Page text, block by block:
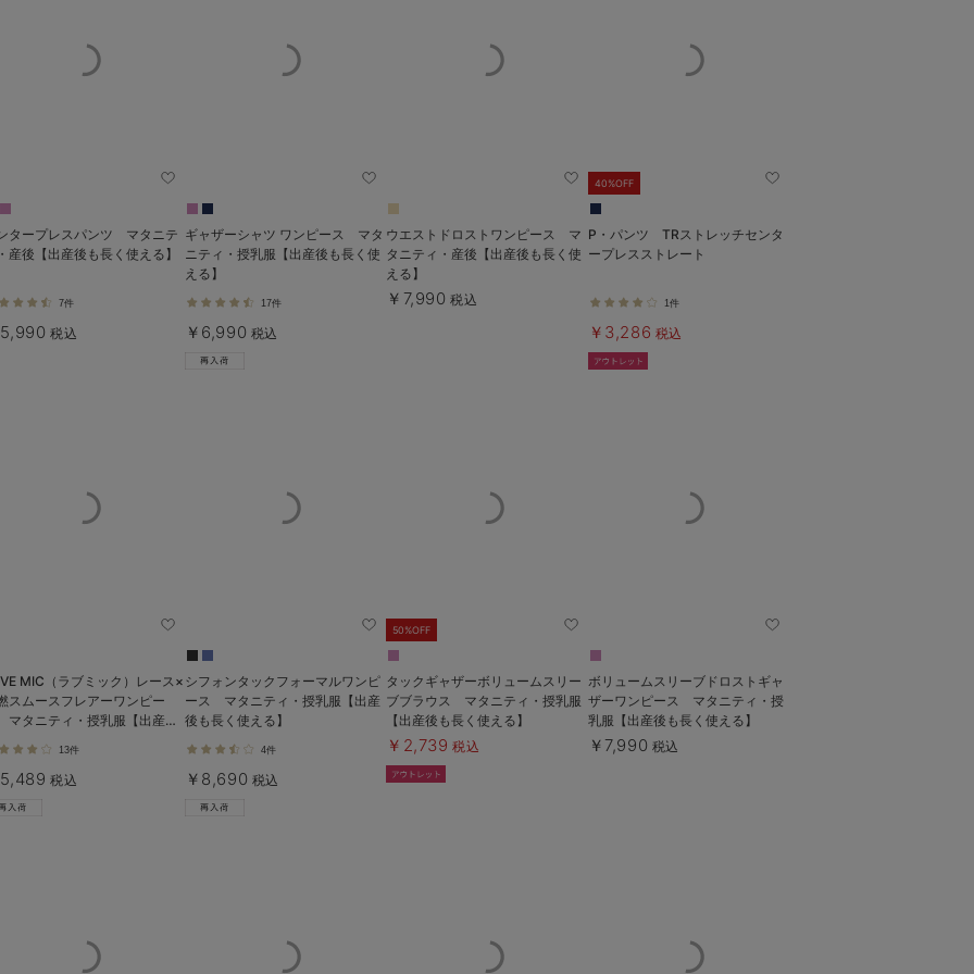
タープレスパンツ マタニテ
産後【出産後も長く使える】
7件
税込
ギャザーシャツ ワンピース マタ
ニティ・授乳服【出産後も長く使
える】
17件
￥6,990 税込
ウエストドロストワンピース マ
タニティ・産後【出産後も長く使
える】
￥7,990 税込
40%OFF
P・パンツ TRストレッチセンタ
ープレスストレート
1件
￥3,286 税込
MIC（ラブミック）レース×
スムースフレアーワンピー
タニティ・授乳服【出産後
13件
税込
シフォンタックフォーマルワンピ
ース マタニティ・授乳服【出産
後も長く使える】
4件
￥8,690 税込
50%OFF
タックギャザーボリュームスリー
ブブラウス マタニティ・授乳服
【出産後も長く使える】
￥2,739 税込
ボリュームスリーブドロストギャ
ザーワンピース マタニティ・授
乳服【出産後も長く使える】
￥7,990 税込